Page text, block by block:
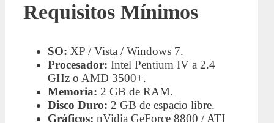
Requisitos Mínimos
SO: XP / Vista / Windows 7.
Procesador: Intel Pentium IV a 2.4
GHz o AMD 3500+.
Memoria: 2 GB de RAM.
Disco Duro: 2 GB de espacio libre.
Gráficos: nVidia GeForce 8800 / ATI